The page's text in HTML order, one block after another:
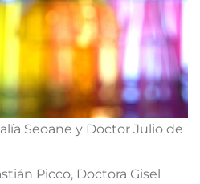
Seoane y Doctor Julio de
Picco, Doctora Gisel